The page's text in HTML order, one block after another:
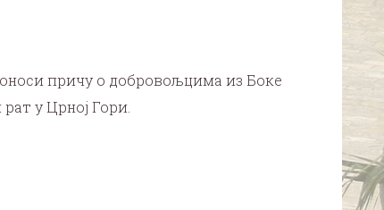
причу о добровољцима из Боке
у Црној Гори.